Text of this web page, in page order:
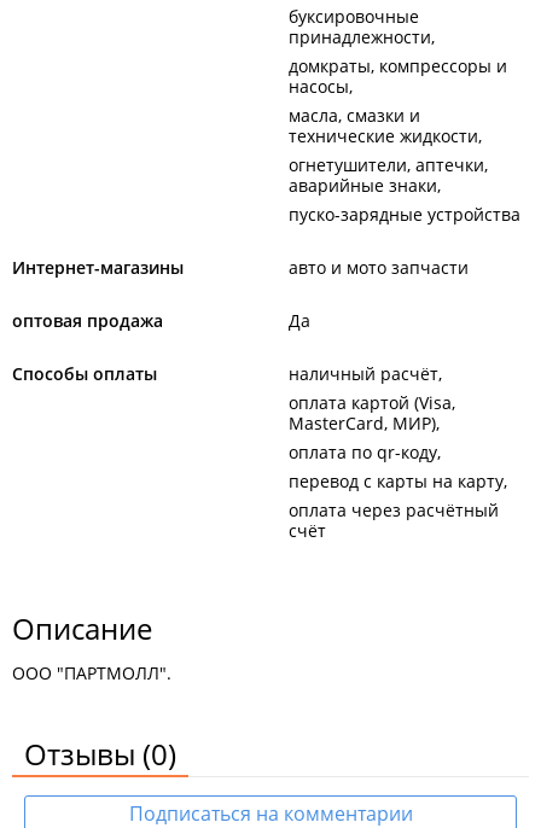
буксировочные
принадлежности
домкраты, компрессоры и
насосы
масла, смазки и
технические жидкости
огнетушители, аптечки,
аварийные знаки
пуско-зарядные устройства
Интернет-магазины авто и мото запчасти
оптовая продажа Да
Способы оплаты
наличный расчёт
оплата картой (Visa,
MasterCard, МИР)
оплата по qr-коду
перевод с карты на карту
оплата через расчётный
счёт
Описание
ООО "ПАРТМОЛЛ".
Отзывы (0)
Подписаться на комментарии